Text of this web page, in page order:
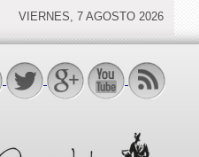
VIERNES, 7 AGOSTO 2026